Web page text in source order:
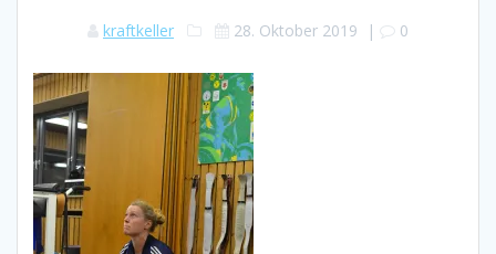
kraftkeller 28. Oktober 2019 | 0